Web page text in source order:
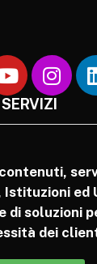
SERVIZI
Istituzioni ed
di soluzioni
dei